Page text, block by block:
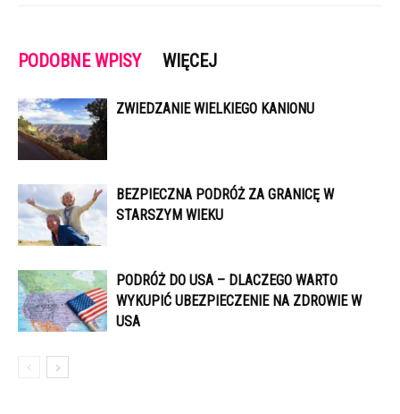
PODOBNE WPISY WIĘCEJ
ZWIEDZANIE WIELKIEGO KANIONU
BEZPIECZNA PODRÓŻ ZA GRANICĘ W
STARSZYM WIEKU
PODRÓŻ DO USA – DLACZEGO WARTO
WYKUPIĆ UBEZPIECZENIE NA ZDROWIE W
USA